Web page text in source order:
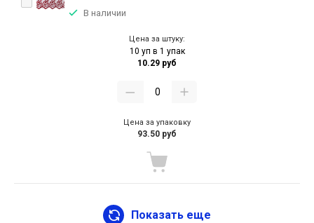
В наличии
Цена за штуку:
10 уп в 1 упак
10.29 руб
Цена за упаковку
93.50 руб
Показать еще